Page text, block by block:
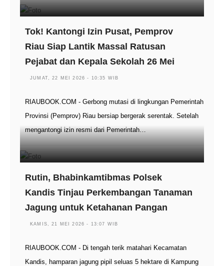
Tok! Kantongi Izin Pusat, Pemprov
Riau Siap Lantik Massal Ratusan
Pejabat dan Kepala Sekolah 26 Mei
JUMAT, 22 MEI 2026 - 10:35 WIB
RIAUBOOK.COM - Gerbong mutasi di lingkungan Pemerintah
Provinsi (Pemprov) Riau bersiap bergerak serentak. Setelah
mengantongi izin resmi dari Pemerintah…
Rutin, Bhabinkamtibmas Polsek
Kandis Tinjau Perkembangan Tanaman
Jagung untuk Ketahanan Pangan
KAMIS, 21 MEI 2026 - 13:07 WIB
RIAUBOOK.COM - Di tengah terik matahari Kecamatan
Kandis, hamparan jagung pipil seluas 5 hektare di Kampung